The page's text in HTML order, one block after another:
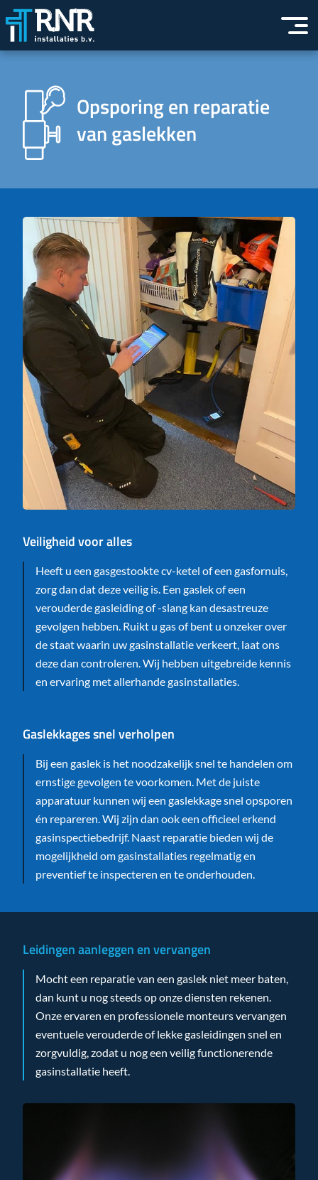
Opsporing en reparatie
van gaslekken
Veiligheid voor alles
Heeft u een gasgestookte cv-ketel of een gasfornuis,
zorg dan dat deze veilig is. Een gaslek of een
verouderde gasleiding of -slang kan desastreuze
gevolgen hebben. Ruikt u gas of bent u onzeker over
de staat waarin uw gasinstallatie verkeert, laat ons
deze dan controleren. Wij hebben uitgebreide kennis
en ervaring met allerhande gasinstallaties.
Gaslekkages snel verholpen
Bij een gaslek is het noodzakelijk snel te handelen om
ernstige gevolgen te voorkomen. Met de juiste
apparatuur kunnen wij een gaslekkage snel opsporen
én repareren. Wij zijn dan ook een officieel erkend
gasinspectiebedrijf. Naast reparatie bieden wij de
mogelijkheid om gasinstallaties regelmatig en
preventief te inspecteren en te onderhouden.
Leidingen aanleggen en vervangen
Mocht een reparatie van een gaslek niet meer baten,
dan kunt u nog steeds op onze diensten rekenen.
Onze ervaren en professionele monteurs vervangen
eventuele verouderde of lekke gasleidingen snel en
zorgvuldig, zodat u nog een veilig functionerende
gasinstallatie heeft.